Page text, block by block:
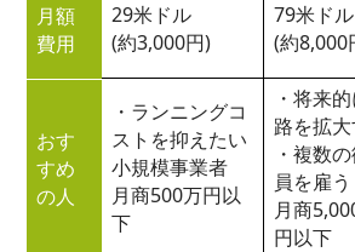
月額
費用
29米ドル
(約3,000円)
79米ドル
(約8,000
おす
すめ
の人
・ランニングコ
ストを抑えたい
小規模事業者
月商500万円以
下
・将来
路を拡
・複数
員を雇う
月商
円以下